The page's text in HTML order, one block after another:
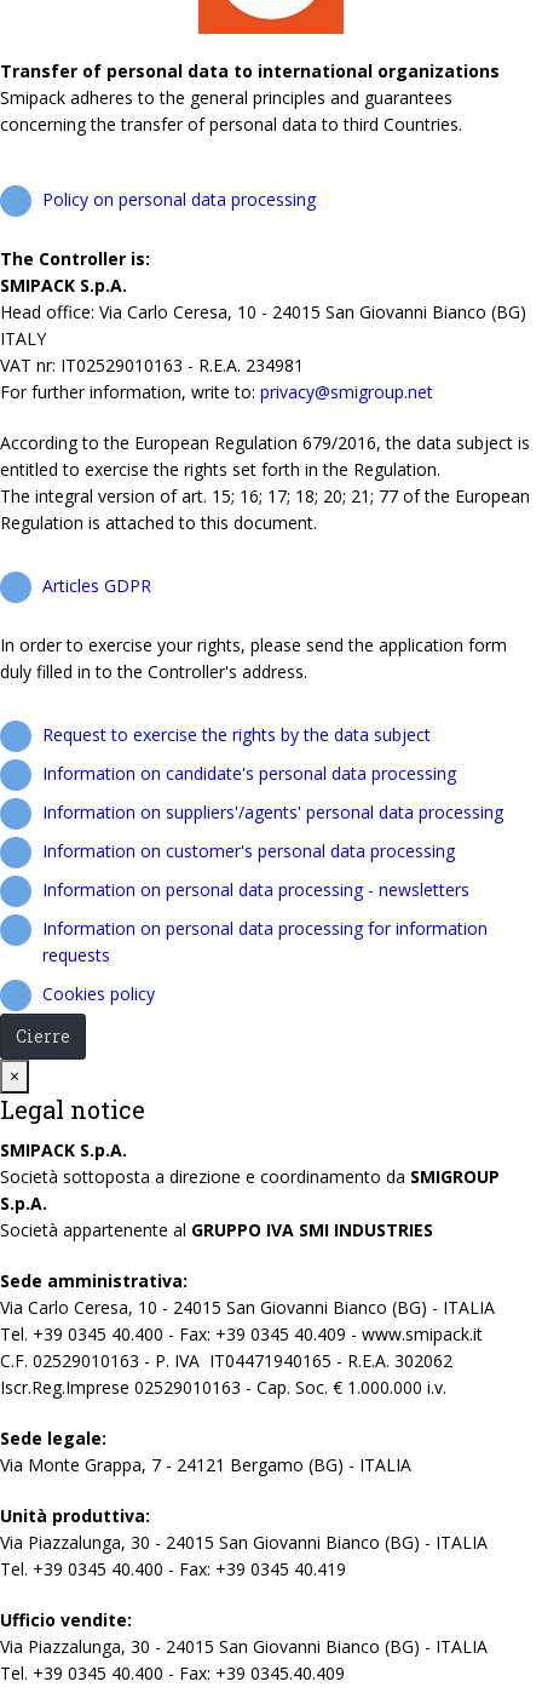
Transfer of personal data to international organizations
Smipack adheres to the general principles and guarantees
concerning the transfer of personal data to third Countries.
Policy on personal data processing
The Controller is:
SMIPACK S.p.A.
Head office: Via Carlo Ceresa, 10 - 24015 San Giovanni Bianco (BG)
ITALY
VAT nr: IT02529010163 - R.E.A. 234981
For further information, write to: privacy@smigroup.net
According to the European Regulation 679/2016, the data subject is
entitled to exercise the rights set forth in the Regulation.
The integral version of art. 15; 16; 17; 18; 20; 21; 77 of the European
Regulation is attached to this document.
Articles GDPR
In order to exercise your rights, please send the application form
duly filled in to the Controller's address.
Request to exercise the rights by the data subject
Information on candidate's personal data processing
Information on suppliers'/agents' personal data processing
Information on customer's personal data processing
Information on personal data processing - newsletters
Information on personal data processing for information
requests
Cookies policy
Cierre
×
Legal notice
SMIPACK S.p.A.
Società sottoposta a direzione e coordinamento da SMIGROUP
S.p.A.
Società appartenente al GRUPPO IVA SMI INDUSTRIES
Sede amministrativa:
Via Carlo Ceresa, 10 - 24015 San Giovanni Bianco (BG) - ITALIA
Tel. +39 0345 40.400 - Fax: +39 0345 40.409 - www.smipack.it
C.F. 02529010163 - P. IVA IT04471940165 - R.E.A. 302062
Iscr.Reg.Imprese 02529010163 - Cap. Soc. € 1.000.000 i.v.
Sede legale:
Via Monte Grappa, 7 - 24121 Bergamo (BG) - ITALIA
Unità produttiva:
Via Piazzalunga, 30 - 24015 San Giovanni Bianco (BG) - ITALIA
Tel. +39 0345 40.400 - Fax: +39 0345 40.419
Ufficio vendite:
Via Piazzalunga, 30 - 24015 San Giovanni Bianco (BG) - ITALIA
Tel. +39 0345 40.400 - Fax: +39 0345.40.409